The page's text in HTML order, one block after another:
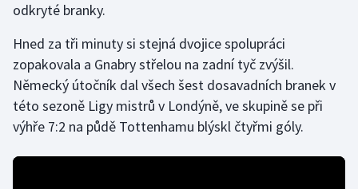
Judo
Krasobruslení
odkryté branky.
Hned za tři minuty si stejná dvojice spolupráci
zopakovala a Gnabry střelou na zadní tyč zvýšil.
Německý útočník dal všech šest dosavadních branek v
této sezoně Ligy mistrů v Londýně, ve skupině se při
výhře 7:2 na půdě Tottenhamu blýskl čtyřmi góly.